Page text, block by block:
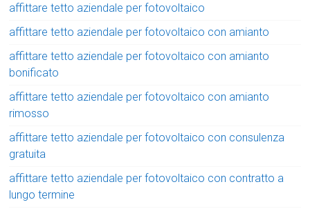
affittare tetto aziendale per fotovoltaico
affittare tetto aziendale per fotovoltaico con amianto
affittare tetto aziendale per fotovoltaico con amianto
bonificato
affittare tetto aziendale per fotovoltaico con amianto
rimosso
affittare tetto aziendale per fotovoltaico con consulenza
gratuita
affittare tetto aziendale per fotovoltaico con contratto a
lungo termine